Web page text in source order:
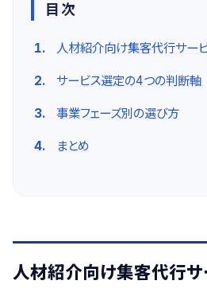
目次
人材紹介向け集客代行サー
サービス選定の4つの判断軸
事業フェーズ別の選び方
まとめ
人材紹介向け集客代行サ